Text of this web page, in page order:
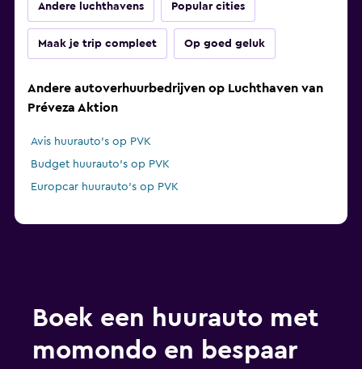
Andere luchthavens Popular cities
Maak je trip compleet Op goed geluk
Andere autoverhuurbedrijven op Luchthaven van
Préveza Aktion
Avis huurauto's op PVK
Budget huurauto's op PVK
Europcar huurauto's op PVK
Boek een huurauto met
momondo en bespaar